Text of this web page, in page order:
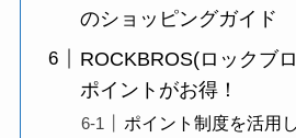
のショッピングガイド
ROCKBROS(ロックブ
ポイントがお得！
ポイント制度を活用